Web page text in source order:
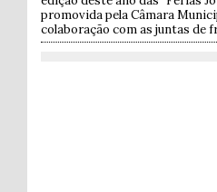
promovida pela Câmara
colaboração com as juntas de